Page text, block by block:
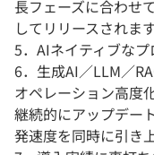
長フェーズに合わせ
してリリースされます
5．AIネイティブな
6．生成AI／LLM／
オペレーション高度
継続的にアップデー
発速度を同時に引き